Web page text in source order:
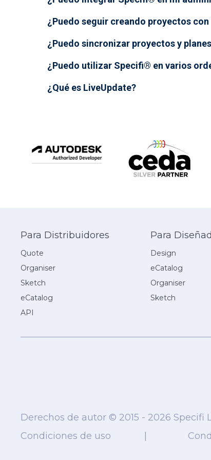
¿Puedo seguir creando proyectos
¿Puedo sincronizar proyectos y
¿Puedo utilizar Specifi® en varios
¿Qué es LiveUpdate?
Para Distribuidores
Quote
Organiser
Sketch
eCatalog
API
Para
Design
eCatalog
Organiser
Sketch
Derechos de autor © 2015 - 2026 Specifi
Condiciones de uso |